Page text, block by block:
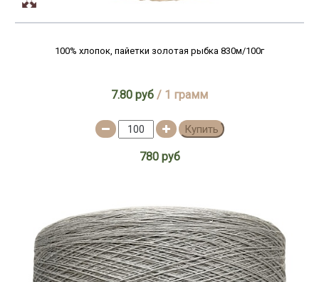
100% хлопок, пайетки золотая рыбка 830м/100г
7.80 руб / 1 грамм
Купить
780 руб